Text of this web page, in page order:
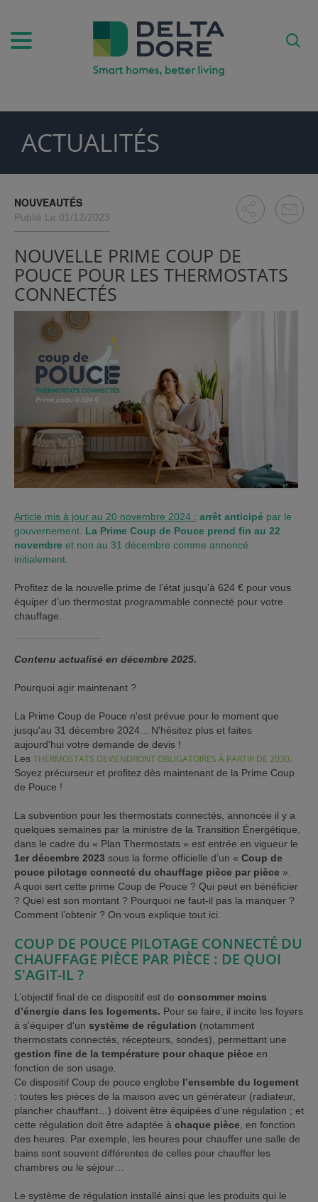
& SERVICES)
CLIENT)
ACTUALITÉS
NOUVEAUTÉS
Publié Le 01/12/2023
NOUVELLE PRIME COUP DE
POUCE POUR LES THERMOSTATS
CONNECTÉS
Article mis à jour au 20 novembre 2024 : arrêt anticipé par le
gouvernement. La Prime Coup de Pouce prend fin au 22
novembre et non au 31 décembre comme annoncé
initialement.
Profitez de la nouvelle prime de l’état jusqu'à 624 € pour vous
équiper d’un thermostat programmable connecté pour votre
chauffage.
Contenu actualisé en décembre 2025.
Pourquoi agir maintenant ?
La Prime Coup de Pouce n'est prévue pour le moment que
jusqu'au 31 décembre 2024... N'hésitez plus et faites
aujourd'hui votre demande de devis !
Les THERMOSTATS DEVIENDRONT OBLIGATOIRES À PARTIR DE 2030
Soyez précurseur et profitez dès maintenant de la Prime Coup
de Pouce !
La subvention pour les thermostats connectés, annoncée il y a
quelques semaines par la ministre de la Transition Énergétique,
dans le cadre du « Plan Thermostats » est entrée en vigueur le
1er décembre 2023 sous la forme officielle d’un « Coup de
pouce pilotage connecté du chauffage pièce par pièce ».
A quoi sert cette prime Coup de Pouce ? Qui peut en bénéficier
? Quel est son montant ? Pourquoi ne faut-il pas la manquer ?
Comment l’obtenir ? On vous explique tout ici.
COUP DE POUCE PILOTAGE CONNECTÉ DU
CHAUFFAGE PIÈCE PAR PIÈCE : DE QUOI
S'AGIT-IL ?
L’objectif final de ce dispositif est de consommer moins
d’énergie dans les logements. Pour se faire, il incite les foyers
à s'équiper d'un système de régulation (notamment
thermostats connectés, récepteurs, sondes), permettant une
gestion fine de la température pour chaque pièce en
fonction de son usage.
Ce dispositif Coup de pouce englobe l’ensemble du logement
: toutes les pièces de la maison avec un générateur (radiateur,
plancher chauffant…) doivent être équipées d’une régulation ; et
cette régulation doit être adaptée à chaque pièce , en fonction
des heures. Par exemple, les heures pour chauffer une salle de
bains sont souvent différentes de celles pour chauffer les
chambres ou le séjour…
Le système de régulation installé ainsi que les produits qui le